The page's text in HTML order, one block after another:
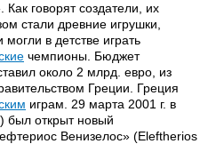
говорят создатели, их
стали древние игрушки,
могли в детстве играть
чемпионы. Бюджет
около 2 млрд. евро, из
Греции. Греция
играм. 29 марта 2001 г. в
) был открыт новый
Венизелос» (Eleftherios